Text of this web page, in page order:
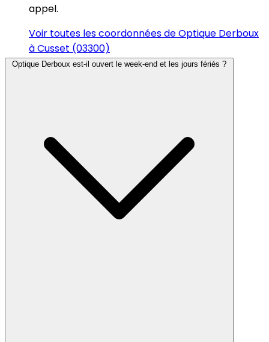
appel.
Voir toutes les coordonnées de Optique Derboux
à Cusset (03300)
Optique Derboux est-il ouvert le week-end et les jours fériés ?